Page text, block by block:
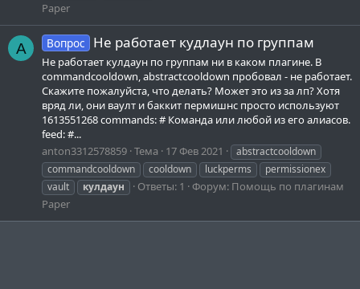
Paper
A Вопрос Не работает кудлаун по группам
Не работает кулдаун по группам ни в каком плагине. В
commandcooldown, abstractcooldown пробовал - не работает.
Скажите пожалуйста, что делать? Может это из за лп? Хотя
вряд ли, они ваулт и баккит пермишнс просто используют
1613551268 commands: # Команда или любой из его алиасов.
feed: #...
anton3312578859 Тема 17 Фев 2021
abstractcooldown
commandcooldown
cooldown luckperms
permissionex
vault
кулдаун Ответы: 1 Форум: Помощь по плагинам
Paper